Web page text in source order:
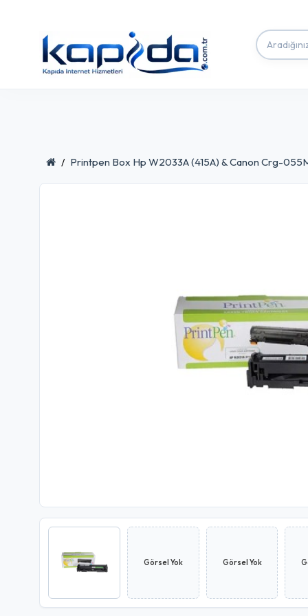
Printpen Box Hp W2033A (415A) & Canon Crg-
Görsel Yok Görsel Yok